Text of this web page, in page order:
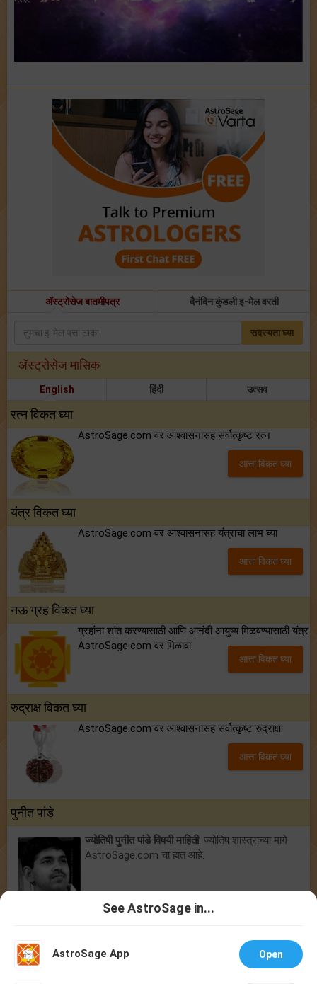
अ‍ॅस्ट्रोसेज बातमीपत्र दैनंदिन कुंडली इ-मेल वरती
सदस्यता घ्या
अ‍ॅस्ट्रोसेज मासिक
English हिंदी उत्सव
रत्न विकत घ्या
AstroSage.com वर आश्वासनासह सर्वोत्कृष्ट रत्न
आत्ता विकत घ्या
यंत्र विकत घ्या
AstroSage.com वर आश्वासनासह यंत्राचा लाभ घ्या
आत्ता विकत घ्या
नऊ ग्रह विकत घ्या
ग्रहांना शांत करण्यासाठी आणि आनंदी आयुष्य मिळवण्यासाठी यंत्र
AstroSage.com वर मिळावा
आत्ता विकत घ्या
रुद्राक्ष विकत घ्या
AstroSage.com वर आश्वासनासह सर्वोत्कृष्ट रुद्राक्ष
आत्ता विकत घ्या
पुनीत पांडे
ज्योतिषी पुनीत पांडे विषयी माहिती: ज्योतिष शास्त्राच्या मागे
AstroSage.com चा हात आहे.
राशिफल 2026 | अभिप्राय
लेख जमा करा | आमच्याशी संपर्क करा गोपनीयता धोरण
नियम
See AstroSage in...
AstroSage App Open